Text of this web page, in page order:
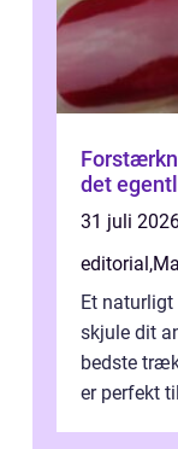
det
31 juli
editorial,
Et
skjule dit
bedste
er perfekt